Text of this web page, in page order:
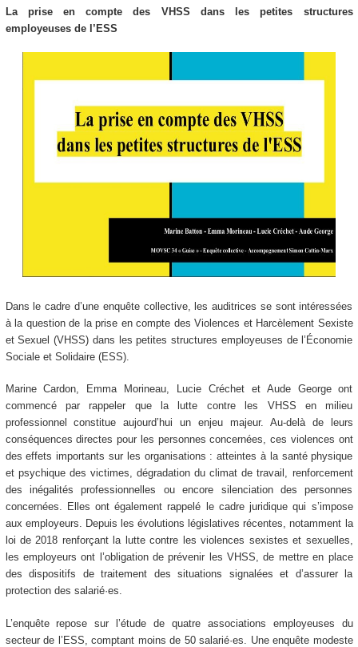
La prise en compte des VHSS dans les petites structures
employeuses de l’ESS
Dans le cadre d’une enquête collective, les auditrices se sont intéressées
à la question de la prise en compte des Violences et Harcèlement Sexiste
et Sexuel (VHSS) dans les petites structures employeuses de l’Économie
Sociale et Solidaire (ESS).
Marine Cardon, Emma Morineau, Lucie Créchet et Aude George ont
commencé par rappeler que la lutte contre les VHSS en milieu
professionnel constitue aujourd’hui un enjeu majeur. Au-delà de leurs
conséquences directes pour les personnes concernées, ces violences ont
des effets importants sur les organisations : atteintes à la santé physique
et psychique des victimes, dégradation du climat de travail, renforcement
des inégalités professionnelles ou encore silenciation des personnes
concernées. Elles ont également rappelé le cadre juridique qui s’impose
aux employeurs. Depuis les évolutions législatives récentes, notamment la
loi de 2018 renforçant la lutte contre les violences sexistes et sexuelles,
les employeurs ont l’obligation de prévenir les VHSS, de mettre en place
des dispositifs de traitement des situations signalées et d’assurer la
protection des salarié·es.
L’enquête repose sur l’étude de quatre associations employeuses du
secteur de l’ESS, comptant moins de 50 salarié·es. Une enquête modeste